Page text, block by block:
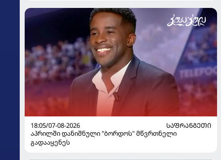
18:05/07-08-2026
ᲡᲐᲤᲠᲐᲜᲒᲔᲗᲘ
აპრილში დანიშნული "ბორდოს" მწვრთნელი
გადააყენეს